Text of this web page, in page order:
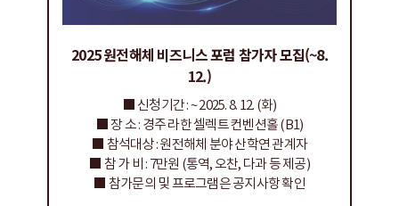
2025 원전해체 비즈니스 포럼 참가자 모집(~8.
12.)
■ 신청기간 : ~ 2025. 8. 12. (화)
■ 장 소 : 경주 라한 셀렉트 컨벤션홀 (B1)
■ 참석대상 : 원전해체 분야 산학연 관계자
■ 참 가 비 : 7만원 (통역, 오찬, 다과 등 제공)
■ 참가문의 및 프로그램은 공지사항 확인